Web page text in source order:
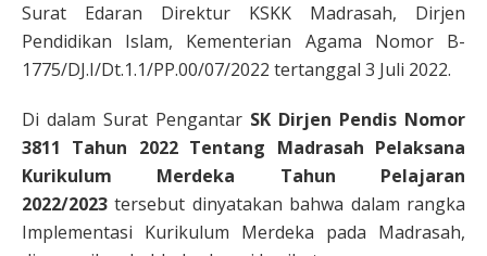
Surat Edaran Direktur KSKK Madrasah, Dirjen
Pendidikan Islam, Kementerian Agama Nomor B-
1775/DJ.I/Dt.1.1/PP.00/07/2022 tertanggal 3 Juli 2022.
Di dalam Surat Pengantar SK Dirjen Pendis Nomor
3811 Tahun 2022 Tentang Madrasah Pelaksana
Kurikulum Merdeka Tahun Pelajaran
2022/2023tersebut dinyatakan bahwa dalam rangka
Implementasi Kurikulum Merdeka pada Madrasah,